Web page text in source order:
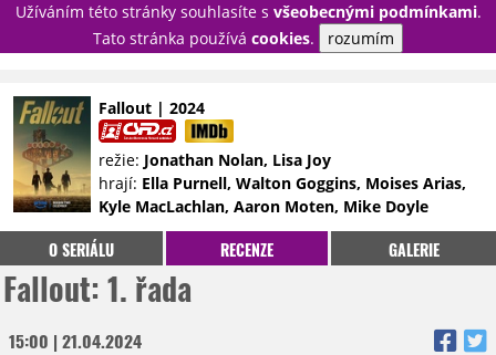
Užíváním této stránky souhlasíte s všeobecnými podmínkami.
Tato stránka používá cookies. rozumím
PŘIHLÁSIT
NOVINKY
TÉMATA
RECENZE
EPIZODY
KULT
TRAILERY
GALERIE
DISKUZE
STATISTIKY
TIRÁŽ
Fallout | 2024
režie: Jonathan Nolan, Lisa Joy
hrají: Ella Purnell, Walton Goggins, Moises Arias,
Kyle MacLachlan, Aaron Moten, Mike Doyle
O SERIÁLU RECENZE GALERIE
Fallout: 1. řada
15:00 | 21.04.2024